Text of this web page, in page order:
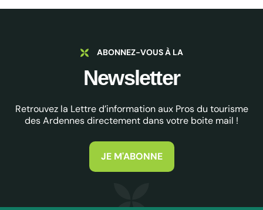
ABONNEZ-VOUS À LA
Newsletter
Retrouvez la Lettre d’information aux Pros du tourisme
des Ardennes directement dans votre boite mail !
JE M'ABONNE